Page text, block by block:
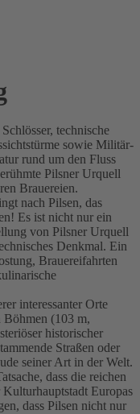
technische
sowie Militär-
rund um den Fluss
Pilsner Urquell
Brauereien.
nach Pilsen, das
Es ist nicht nur ein
von Pilsner Urquell
Denkmal. Ein
Brauereifahrten
interessanter Orte
(103 m,
historischer
Straßen oder
seiner Art in der Welt.
dass die reichen
Europas
dass Pilsen nicht nur